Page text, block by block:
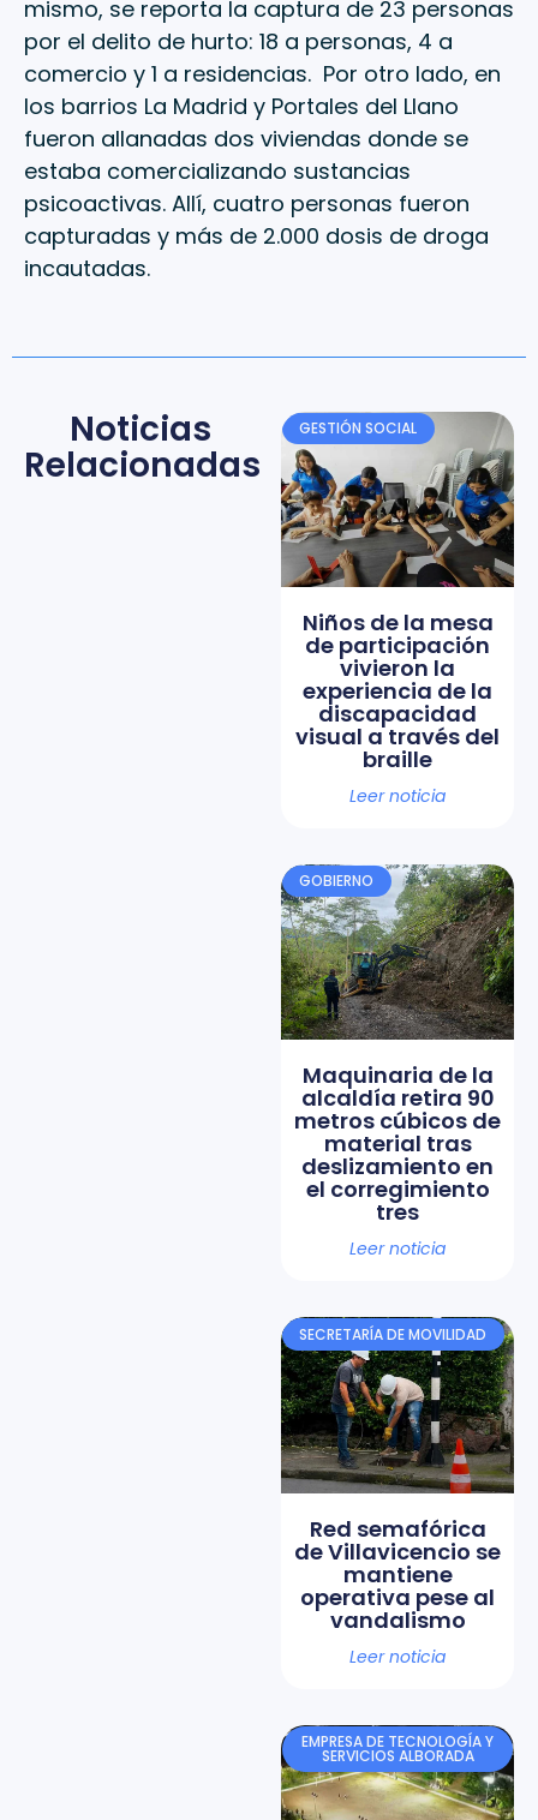
mismo, se reporta la captura de 23 personas
por el delito de hurto: 18 a personas, 4 a
comercio y 1 a residencias. Por otro lado, en
los barrios La Madrid y Portales del Llano
fueron allanadas dos viviendas donde se
estaba comercializando sustancias
psicoactivas. Allí, cuatro personas fueron
capturadas y más de 2.000 dosis de droga
incautadas.
Noticias
Relacionadas
GESTIÓN SOCIAL
Niños de la mesa
de participación
vivieron la
experiencia de la
discapacidad
visual a través del
braille
Leer noticia
GOBIERNO
Maquinaria de la
alcaldía retira 90
metros cúbicos de
material tras
deslizamiento en
el corregimiento
tres
Leer noticia
SECRETARÍA DE MOVILIDAD
Red semafórica
de Villavicencio se
mantiene
operativa pese al
vandalismo
Leer noticia
EMPRESA DE TECNOLOGÍA Y
SERVICIOS ALBORADA